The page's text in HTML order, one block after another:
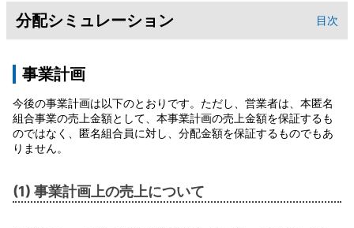
分配シミュレーション 目次
事業計画
今後の事業計画は以下のとおりです。ただし、営業者は、本匿名
組合事業の売上金額として、本事業計画の売上金額を保証するも
のではなく、匿名組合員に対し、分配金額を保証するものでもあ
りません。
(1) 事業計画上の売上について